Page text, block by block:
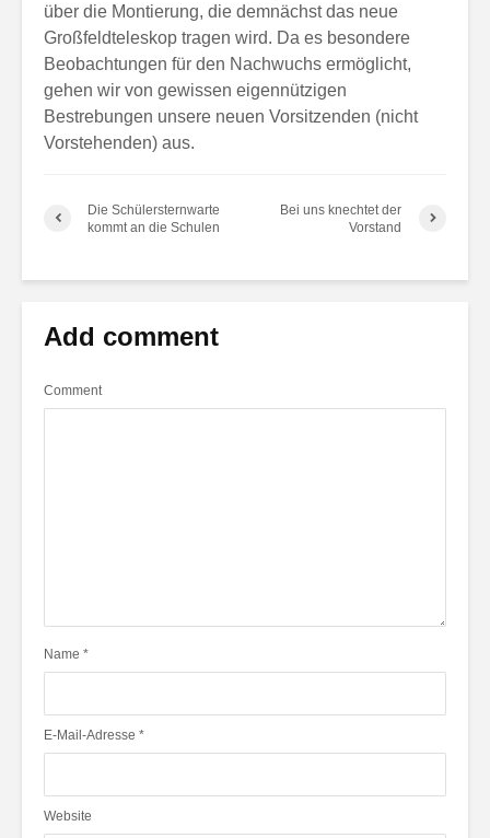
über die Montierung, die demnächst das neue
Großfeldteleskop tragen wird. Da es besondere
Beobachtungen für den Nachwuchs ermöglicht,
gehen wir von gewissen eigennützigen
Bestrebungen unsere neuen Vorsitzenden (nicht
Vorstehenden) aus.
Die Schülersternwarte
kommt an die Schulen
Bei uns knechtet der
Vorstand
Add comment
Comment
Name *
E-Mail-Adresse *
Website